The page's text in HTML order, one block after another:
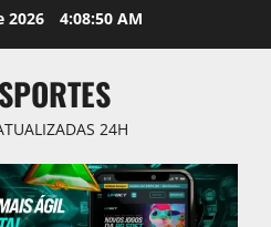
2026 4:08:51 AM
24H